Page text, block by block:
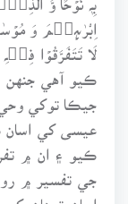
اِبْرٰہِیۡمَ وَ
لَا تَتَفَرَّقُوۡا
ڪيو آهي
جيڪا توکي
عيسى کي اسان
ڪيو ۽ ان ۾
جي تفسير ۾
اسان توهان